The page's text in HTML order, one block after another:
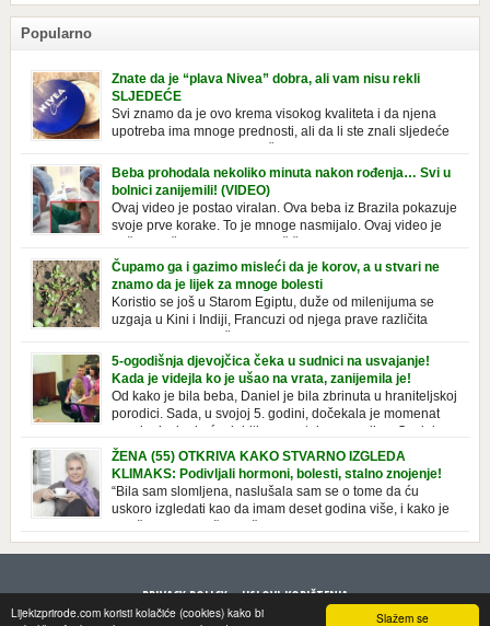
Slažem se
Lijekizprirode.com koristi kolačiće (cookies) kako bi
Popularno
Znate da je “plava Nivea” dobra, ali vam nisu rekli
SLJEDEĆE
Svi znamo da je ovo krema visokog kvaliteta i da njena
upotreba ima mnoge prednosti, ali da li ste znali sljedeće
o njoj. Nivea krema u klasičnoj, plavoj kutiji,
prepoznatljivog mirisa i jednostavne formule, jeste nezamenljiv inventar
u kupatilima i muškaraca i žena. Mnogi ljudi se ne odvajaju od nje, pa je
čak nose sa […]
Beba prohodala nekoliko minuta nakon rođenja… Svi u
bolnici zanijemili! (VIDEO)
Ovaj video je postao viralan. Ova beba iz Brazila pokazuje
svoje prve korake. To je mnoge nasmijalo. Ovaj video je
novorođenih beba. Video je snimila babica, pregledalo ga je preko 80
miliona ljudi. Ove babice su ostale u čudu nakon što su vidjeli kako
beba želi […]
Čupamo ga i gazimo misleći da je korov, a u stvari ne
znamo da je lijek za mnoge bolesti
Koristio se još u Starom Egiptu, duže od milenijuma se
uzgaja u Kini i Indiji, Francuzi od njega prave različita
čupamo ga i bacamo kao korov! Tušt je jednogodišnji, ali vrlo uporan
“korov” koji, ka­da nam se jednom nastani u bašti ili dvorištu, teško ga se
5-ogodišnja djevojčica čeka u sudnici na usvajanje!
Kada je videjla ko je ušao na vrata, zanijemila je!
Od kako je bila beba, Daniel je bila zbrinuta u hraniteljskoj
porodici. Sada, u svojoj 5. godini, dočekala je momenat
usvajanja, kada će dobiti novu, stalnu porodicu. Ovaj dan
je bio veoma poseban za djevojčicu i njenu novu porodicu, ali je uskoro
postao još čarobniji, zahvaljujući socijalnom radniku koji poznaje
Daniel. Njenoj novoj porodici je […]
ŽENA (55) OTKRIVA KAKO STVARNO IZGLEDA
KLIMAKS: Podivljali hormoni, bolesti, stalno znojenje!
“Bila sam slomljena, naslušala sam se o tome da ću
uskoro izgledati kao da imam deset godina više, i kako je
to težak period u životu žene, podloga za mnoge bolesti,
gotovo da nema lijeka”, priča Violeta. “Kada sam napunila 48 godina,
PRIVACY POLICY USLOVI KORIŠTENJA
© 2013 LijekizPrirode. All rights reserved